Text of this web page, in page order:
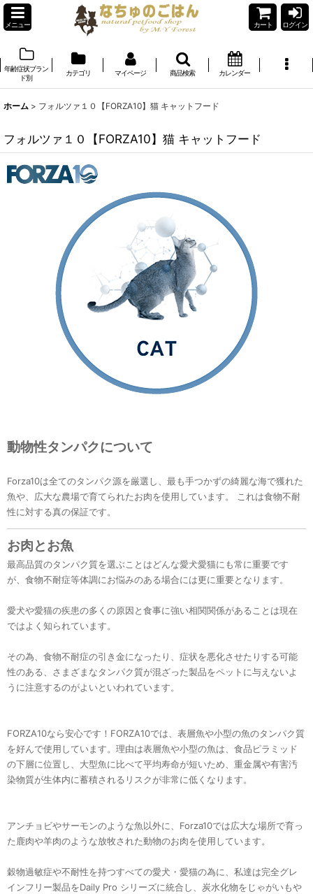
メニュー カート ログイン
年齢症状ブラン
ド別
カテゴリ マイページ 商品検索 カレンダー
ホーム > フォルツァ１０【FORZA10】猫 キャットフード
フォルツァ１０【FORZA10】猫 キャットフード
動物性タンパクについて
Forza10は全てのタンパク源を厳選し、最も手つかずの綺麗な海で獲れた
魚や、広大な農場で育てられたお肉を使用しています。 これは食物不耐
性に対する真の保証です。
お肉とお魚
最高品質のタンパク質を選ぶことはどんな愛犬愛猫にも常に重要です
が、食物不耐症等体調にお悩みのある場合には更に重要となります。
愛犬や愛猫の疾患の多くの原因と食事に強い相関関係があることは現在
ではよく知られています。
その為、食物不耐症の引き金になったり、症状を悪化させたりする可能
性のある、さまざまなタンパク質が混ざった製品をペットに与えないよ
うに注意するのがよいといわれています。
FORZA10なら安心です！FORZA10では、表層魚や小型の魚のタンパク質
を好んで使用しています。理由は表層魚や小型の魚は、食品ピラミッド
の下層に位置し、大型魚に比べて平均寿命が短いため、重金属や有害汚
染物質が生体内に蓄積されるリスクが非常に低くなります。
アンチョビやサーモンのような魚以外に、Forza10では広大な場所で育っ
た鹿肉や羊肉のような放牧された動物のお肉を使用しています。
穀物過敏症や不耐性を持つすべての愛犬・愛猫の為に、私達は完全グレ
インフリー製品をDaily Pro シリーズに統合し、炭水化物をじゃがいもや